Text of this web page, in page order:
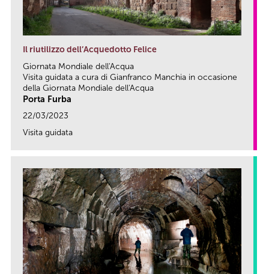
Il riutilizzo dell’Acquedotto Felice
Giornata Mondiale dell'Acqua
Visita guidata a cura di Gianfranco Manchia in occasione
della Giornata Mondiale dell'Acqua
Porta Furba
22/03/2023
Visita guidata